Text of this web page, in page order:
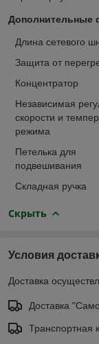
Дополнительные
Длина сетевого
Защита от
Концентратор
Независимая
скорости и
режима
Петелька для
подвешивания
Складная ручка
Скрыть
Условия
Доставка
Доставка
Транспортная